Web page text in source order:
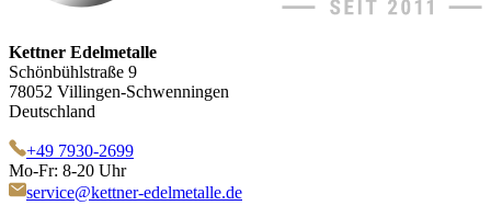
Kettner Edelmetalle
Schönbühlstraße 9
78052 Villingen-Schwenningen
Deutschland
+49 7930-2699
Mo-Fr: 8-20 Uhr
service@kettner-edelmetalle.de